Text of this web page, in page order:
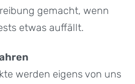
gemacht, wenn
etwas auffällt.
werden eigens von uns